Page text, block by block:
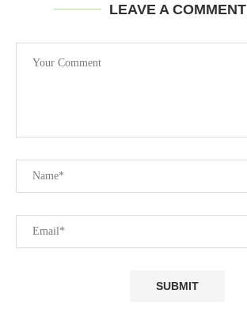
LEAVE A COMMENT